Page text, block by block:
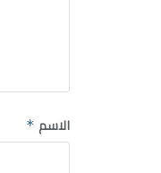
الاسم *